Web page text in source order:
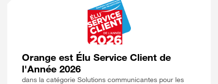
Orange est Élu Service Client de
l'Année 2026
dans la catégorie Solutions communicantes pour les